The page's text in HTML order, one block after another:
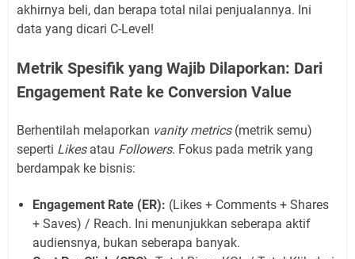
akhirnya beli, dan berapa total nilai penjualannya. Ini
data yang dicari C-Level!
Metrik Spesifik yang Wajib Dilaporkan: Dari
Engagement Rate ke Conversion Value
Berhentilah melaporkan vanity metrics(metrik semu)
seperti Likesatau Followers. Fokus pada metrik yang
berdampak ke bisnis:
Engagement Rate (ER): (Likes + Comments + Shares
+ Saves) / Reach. Ini menunjukkan seberapa aktif
audiensnya, bukan seberapa banyak.